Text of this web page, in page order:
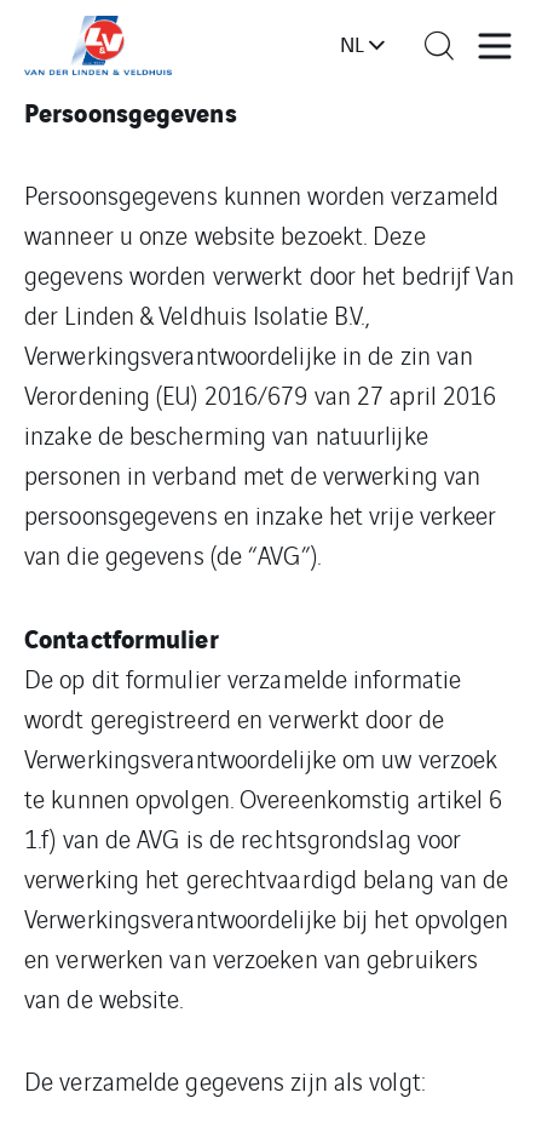
NL
Persoonsgegevens
Persoonsgegevens kunnen worden verzameld
wanneer u onze website bezoekt. Deze
gegevens worden verwerkt door het bedrijf Van
der Linden & Veldhuis Isolatie B.V.,
Verwerkingsverantwoordelijke in de zin van
Verordening (EU) 2016/679 van 27 april 2016
inzake de bescherming van natuurlijke
personen in verband met de verwerking van
persoonsgegevens en inzake het vrije verkeer
van die gegevens (de “AVG”).
Contactformulier
De op dit formulier verzamelde informatie
wordt geregistreerd en verwerkt door de
Verwerkingsverantwoordelijke om uw verzoek
te kunnen opvolgen. Overeenkomstig artikel 6
1.f) van de AVG is de rechtsgrondslag voor
verwerking het gerechtvaardigd belang van de
Verwerkingsverantwoordelijke bij het opvolgen
en verwerken van verzoeken van gebruikers
van de website.
De verzamelde gegevens zijn als volgt: